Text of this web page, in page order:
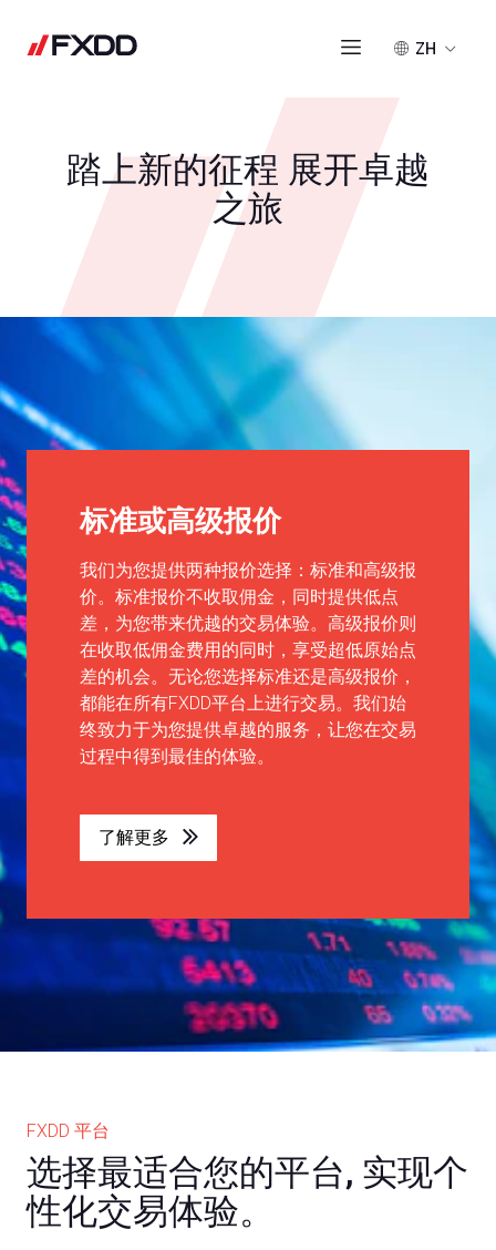
ZH
踏上新的征程 展开卓越
之旅
标准或高级报价
我们为您提供两种报价选择：标准和高级报
价。标准报价不收取佣金，同时提供低点
差，为您带来优越的交易体验。高级报价则
在收取低佣金费用的同时，享受超低原始点
差的机会。无论您选择标准还是高级报价，
都能在所有FXDD平台上进行交易。我们始
终致力于为您提供卓越的服务，让您在交易
过程中得到最佳的体验。
了解更多
FXDD 平台
选择最适合您的平台, 实现个
性化交易体验。